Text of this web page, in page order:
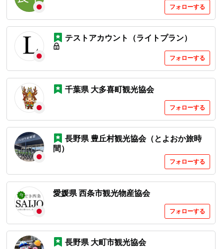
フォローする
テストアカウント（ライトプラン）
フォローする
千葉県 大多喜町観光協会
フォローする
⻑野県 豊丘村観光協会（とよおか旅時
間）
フォローする
愛媛県 西条市観光物産協会
フォローする
長野県 大町市観光協会